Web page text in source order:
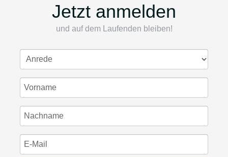
Jetzt anmelden
und auf dem Laufenden bleiben!